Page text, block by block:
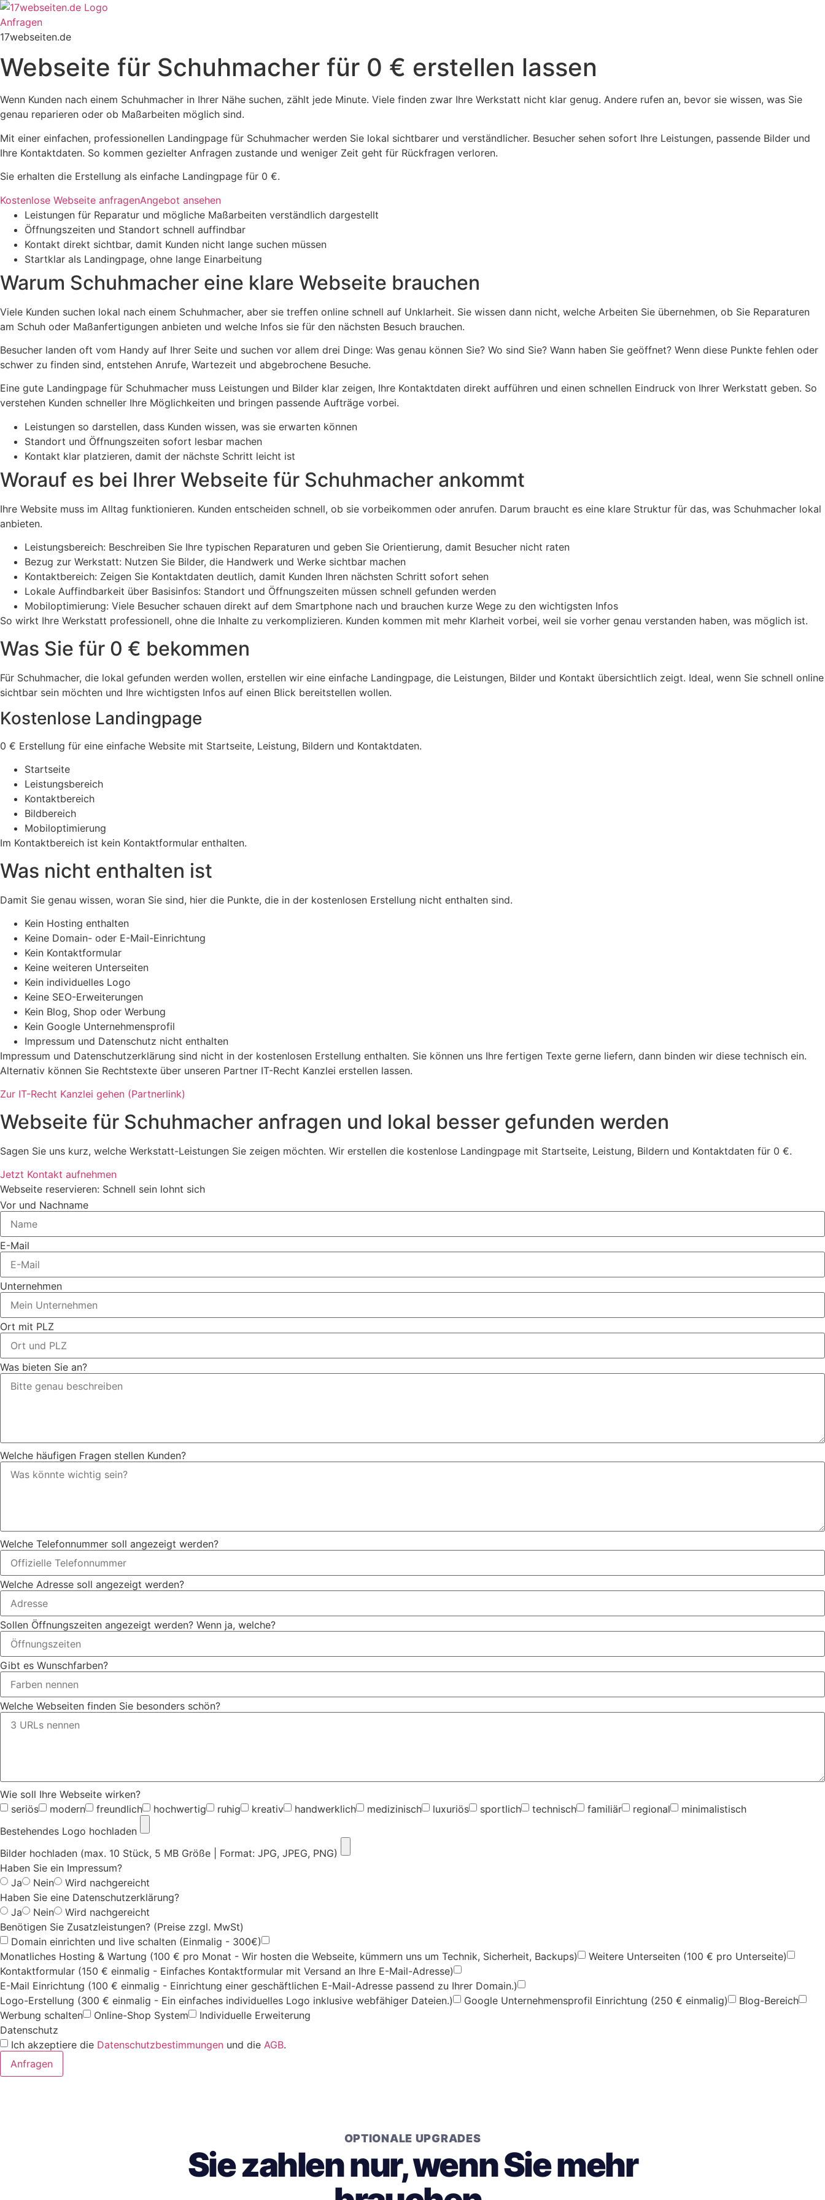
Zum
Inhalt
springen
Anfragen
17webseiten.de
Webseite für Schuhmacher für 0 € erstellen lassen
Wenn Kunden nach einem Schuhmacher in Ihrer Nähe suchen, zählt jede Minute. Viele finden zwar Ihre Werkstatt nicht klar genug. Andere rufen an, bevor sie wissen, was Sie
genau reparieren oder ob Maßarbeiten möglich sind.
Mit einer einfachen, professionellen Landingpage für Schuhmacher werden Sie lokal sichtbarer und verständlicher. Besucher sehen sofort Ihre Leistungen, passende Bilder und
Ihre Kontaktdaten. So kommen gezielter Anfragen zustande und weniger Zeit geht für Rückfragen verloren.
Sie erhalten die Erstellung als einfache Landingpage für 0 €.
Kostenlose Webseite anfragenAngebot ansehen
Leistungen für Reparatur und mögliche Maßarbeiten verständlich dargestellt
Öffnungszeiten und Standort schnell auffindbar
Kontakt direkt sichtbar, damit Kunden nicht lange suchen müssen
Startklar als Landingpage, ohne lange Einarbeitung
Warum Schuhmacher eine klare Webseite brauchen
Viele Kunden suchen lokal nach einem Schuhmacher, aber sie treffen online schnell auf Unklarheit. Sie wissen dann nicht, welche Arbeiten Sie übernehmen, ob Sie Reparaturen
am Schuh oder Maßanfertigungen anbieten und welche Infos sie für den nächsten Besuch brauchen.
Besucher landen oft vom Handy auf Ihrer Seite und suchen vor allem drei Dinge: Was genau können Sie? Wo sind Sie? Wann haben Sie geöffnet? Wenn diese Punkte fehlen oder
schwer zu finden sind, entstehen Anrufe, Wartezeit und abgebrochene Besuche.
Eine gute Landingpage für Schuhmacher muss Leistungen und Bilder klar zeigen, Ihre Kontaktdaten direkt aufführen und einen schnellen Eindruck von Ihrer Werkstatt geben. So
verstehen Kunden schneller Ihre Möglichkeiten und bringen passende Aufträge vorbei.
Leistungen so darstellen, dass Kunden wissen, was sie erwarten können
Standort und Öffnungszeiten sofort lesbar machen
Kontakt klar platzieren, damit der nächste Schritt leicht ist
Worauf es bei Ihrer Webseite für Schuhmacher ankommt
Ihre Website muss im Alltag funktionieren. Kunden entscheiden schnell, ob sie vorbeikommen oder anrufen. Darum braucht es eine klare Struktur für das, was Schuhmacher lokal
anbieten.
Leistungsbereich: Beschreiben Sie Ihre typischen Reparaturen und geben Sie Orientierung, damit Besucher nicht raten
Bezug zur Werkstatt: Nutzen Sie Bilder, die Handwerk und Werke sichtbar machen
Kontaktbereich: Zeigen Sie Kontaktdaten deutlich, damit Kunden Ihren nächsten Schritt sofort sehen
Lokale Auffindbarkeit über Basisinfos: Standort und Öffnungszeiten müssen schnell gefunden werden
Mobiloptimierung: Viele Besucher schauen direkt auf dem Smartphone nach und brauchen kurze Wege zu den wichtigsten Infos
So wirkt Ihre Werkstatt professionell, ohne die Inhalte zu verkomplizieren. Kunden kommen mit mehr Klarheit vorbei, weil sie vorher genau verstanden haben, was möglich ist.
Was Sie für 0 € bekommen
Für Schuhmacher, die lokal gefunden werden wollen, erstellen wir eine einfache Landingpage, die Leistungen, Bilder und Kontakt übersichtlich zeigt. Ideal, wenn Sie schnell online
sichtbar sein möchten und Ihre wichtigsten Infos auf einen Blick bereitstellen wollen.
Kostenlose Landingpage
0 € Erstellung für eine einfache Website mit Startseite, Leistung, Bildern und Kontaktdaten.
Startseite
Leistungsbereich
Kontaktbereich
Bildbereich
Mobiloptimierung
Im Kontaktbereich ist kein Kontaktformular enthalten.
Was nicht enthalten ist
Damit Sie genau wissen, woran Sie sind, hier die Punkte, die in der kostenlosen Erstellung nicht enthalten sind.
Kein Hosting enthalten
Keine Domain- oder E-Mail-Einrichtung
Kein Kontaktformular
Keine weiteren Unterseiten
Kein individuelles Logo
Keine SEO-Erweiterungen
Kein Blog, Shop oder Werbung
Kein Google Unternehmensprofil
Impressum und Datenschutz nicht enthalten
Impressum und Datenschutzerklärung sind nicht in der kostenlosen Erstellung enthalten. Sie können uns Ihre fertigen Texte gerne liefern, dann binden wir diese technisch ein.
Alternativ können Sie Rechtstexte über unseren Partner IT-Recht Kanzlei erstellen lassen.
Zur IT-Recht Kanzlei gehen (Partnerlink)
Webseite für Schuhmacher anfragen und lokal besser gefunden werden
Sagen Sie uns kurz, welche Werkstatt-Leistungen Sie zeigen möchten. Wir erstellen die kostenlose Landingpage mit Startseite, Leistung, Bildern und Kontaktdaten für 0 €.
Jetzt Kontakt aufnehmen
Webseite reservieren: Schnell sein lohnt sich
Vor und Nachname
E-Mail
Unternehmen
Ort mit PLZ
Was bieten Sie an?
Welche häufigen Fragen stellen Kunden?
Welche Telefonnummer soll angezeigt werden?
Welche Adresse soll angezeigt werden?
Sollen Öffnungszeiten angezeigt werden? Wenn ja, welche?
Gibt es Wunschfarben?
Welche Webseiten finden Sie besonders schön?
Wie soll Ihre Webseite wirken?
seriös
modern freundlich hochwertig ruhig kreativ handwerklich medizinisch luxuriös sportlich technisch familiär regional
minimalistisch
Bestehendes Logo hochladen
Bilder hochladen (max. 10 Stück, 5 MB Größe | Format: JPG, JPEG, PNG)
Haben Sie ein Impressum?
Ja
Nein
Wird nachgereicht
Haben Sie eine Datenschutzerklärung?
Ja
Nein
Wird nachgereicht
Benötigen Sie Zusatzleistungen? (Preise zzgl. MwSt)
Domain einrichten und live schalten (Einmalig - 300€)
Monatliches Hosting & Wartung (100 € pro Monat - Wir hosten die Webseite, kümmern uns um Technik, Sicherheit, Backups)
Weitere Unterseiten (100 € pro Unterseite)
Kontaktformular (150 € einmalig - Einfaches Kontaktformular mit Versand an Ihre E-Mail-Adresse)
E-Mail Einrichtung (100 € einmalig - Einrichtung einer geschäftlichen E-Mail-Adresse passend zu Ihrer Domain.)
Logo-Erstellung (300 € einmalig - Ein einfaches individuelles Logo inklusive webfähiger Dateien.)
Google Unternehmensprofil Einrichtung (250 € einmalig)
Blog-Bereich
Werbung schalten
Online-Shop System
Individuelle Erweiterung
Datenschutz
Ich akzeptiere die Datenschutzbestimmungen und die AGB.
Anfragen
OPTIONALE UPGRADES
Sie zahlen nur, wenn Sie mehr